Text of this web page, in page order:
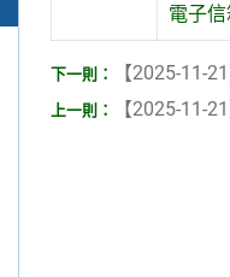
電子
【2025-11-21
【2025-11-21